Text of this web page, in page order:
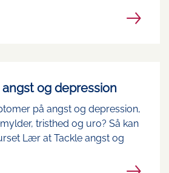
og depression
på angst og depression,
tristhed og uro? Så kan
Lær at Tackle angst og